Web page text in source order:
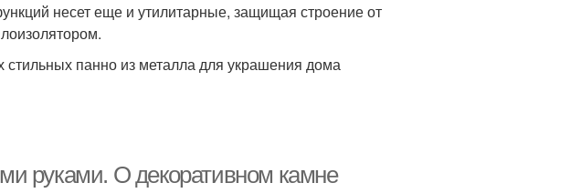
несет еще и утилитарные, защищая строение от
стильных панно из металла для украшения дома
руками. О декоративном камне